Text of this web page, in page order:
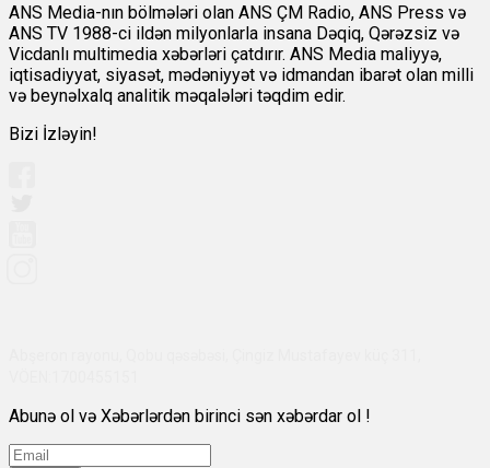
ANS Media-nın bölmələri olan ANS ÇM Radio, ANS Press və
ANS TV 1988-ci ildən milyonlarla insana Dəqiq, Qərəzsiz və
Vicdanlı multimedia xəbərləri çatdırır. ANS Media maliyyə,
iqtisadiyyat, siyasət, mədəniyyət və idmandan ibarət olan milli
və beynəlxalq analitik məqalələri təqdim edir.
Bizi İzləyin!
Abunə ol və Xəbərlərdən birinci sən xəbərdar ol !